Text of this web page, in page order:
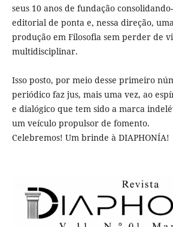
seus 10 anos de fundação
editorial de ponta e, nessa direção,
produção em Filosofia sem perder de
multidisciplinar.
Isso posto, por meio desse primeiro
periódico faz jus, mais uma vez, ao
e dialógico que tem sido a marca
um veículo propulsor de fomento.
Celebremos! Um brinde à DIAPHONÍA!